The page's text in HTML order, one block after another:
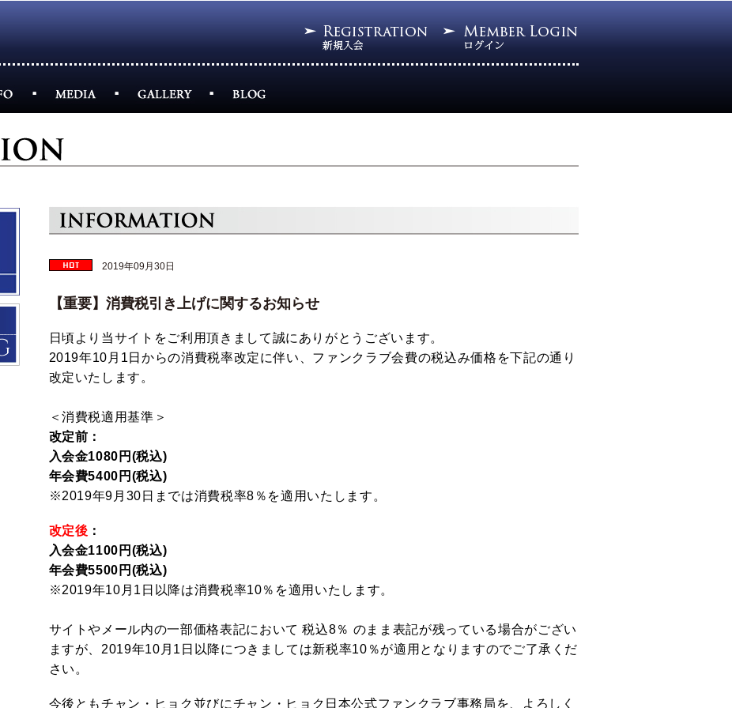
2019年09月30日
【重要】消費税引き上げに関するお知らせ
日頃より当サイトをご利用頂きまして誠にありがとうございます。
2019年10月1日からの消費税率改定に伴い、ファンクラブ会費の税込み価格を下記の通り
改定いたします。
＜消費税適用基準＞
改定前：
入会金1080円(税込)
年会費5400円(税込)
※2019年9月30日までは消費税率8％を適用いたします。
改定後 ：
入会金1100円(税込)
年会費5500円(税込)
※2019年10月1日以降は消費税率10％を適用いたします。
サイトやメール内の一部価格表記において 税込8％ のまま表記が残っている場合がござい
ますが、2019年10月1日以降につきましては新税率10％が適用となりますのでご了承くだ
さい。
今後ともチャン・ヒョク 並びにチャン・ヒョク日本公式ファンクラブ事務局を、よろしく